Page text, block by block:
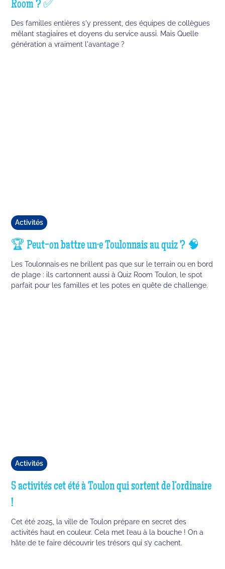
Room ? ✅
Des familles entières s'y pressent, des équipes de collègues
mêlant stagiaires et doyens du service aussi. Mais Quelle
génération a vraiment l'avantage ?
Activités
🏆 Peut-on battre un·e Toulonnais au quiz ? 🧠
Les Toulonnais·es ne brillent pas que sur le terrain ou en bord
de plage : ils cartonnent aussi à Quiz Room Toulon, le spot
parfait pour les familles et les potes en quête de challenge.
Activités
5 activités cet été à Toulon qui sortent de l’ordinaire
!
Cet été 2025, la ville de Toulon prépare en secret des
activités haut en couleur. Cela met l’eau à la bouche ! On a
hâte de te faire découvrir les trésors qui s’y cachent.